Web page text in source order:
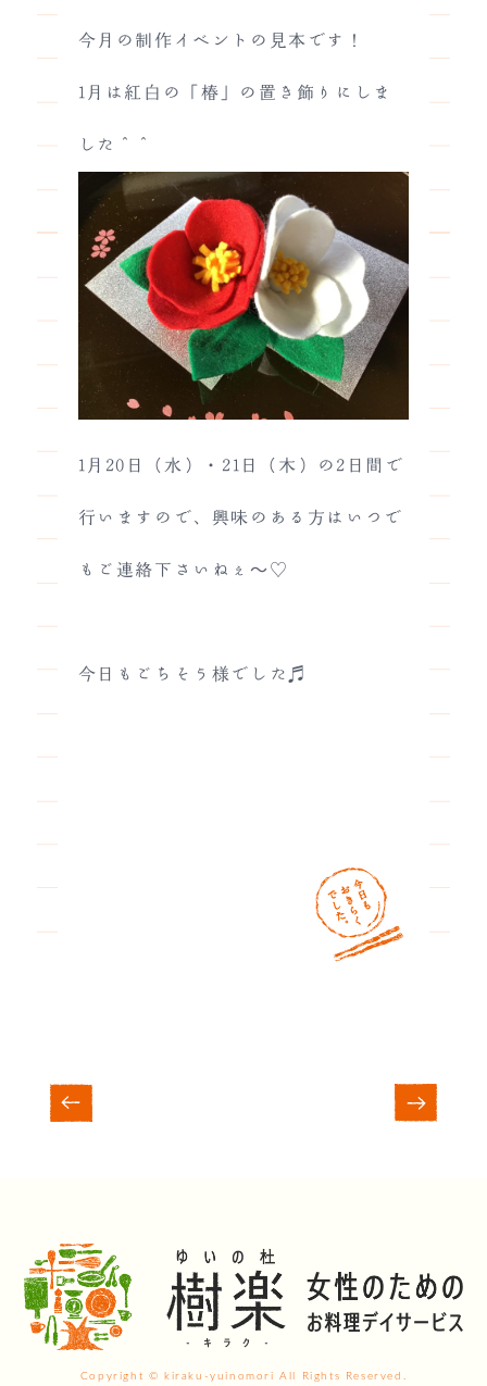
今月の制作イベントの見本です！
1月は紅白の「椿」の置き飾りにしま
した＾＾
1月20日（水）・21日（木）の2日間で
行いますので、興味のある方はいつで
もご連絡下さいねぇ～♡
今日もごちそう様でした♬
Copyright © kiraku-yuinomori All Rights Reserved.